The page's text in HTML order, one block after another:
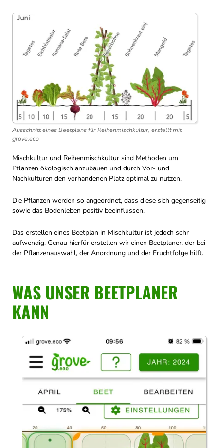
Ausschnitt eines Beetplans für Reihenmischkultur, erstellt mit
grove.eco
Mischkultur und Reihenmischkultur sind Methoden um
Pflanzen ökologisch anzubauen und durch Vor- und
Nachkulturen den vorhandenen Platz optimal zu nutzen.
Die Pflanzen werden so angeordnet, dass diese sich gegenseitig
sowie das Bodenleben positiv beeinflussen.
Das erstellen eines Beetplan in Mischkultur ist jedoch sehr
aufwendig. Genau hierfür erstellen wir einen Beetplaner, der bei
der Pflanzenauswahl, der Anordnung und der Fruchtfolge hilft.
WAS UNSER BEETPLANER
KANN